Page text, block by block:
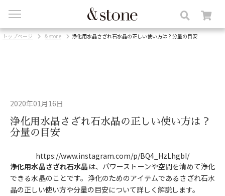
toggle
トップページ & stone 浄化用水晶さざれ石水晶の正しい使い方は？分量の目安
2020年01月16日
浄化用水晶さざれ石水晶の正しい使い方は？
分量の目安
https://www.instagram.com/p/BQ4_HzLhgbI/
浄化用水晶さざれ石水晶 は、パワーストーンや空間を清めて浄化
できる水晶のことです。浄化のためのアイテムであるさざれ石水
晶の正しい使い方や分量の目安について詳しく解説します。